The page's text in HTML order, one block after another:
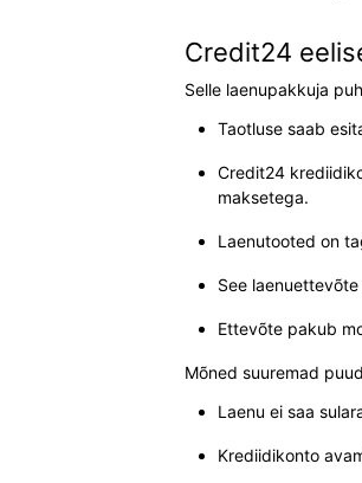
Credit24
Selle laenupakkuja
Taotluse saab
Credit24
maksetega.
Laenutooted on
See
Ettevõte pakub
Mõned suuremad
Laenu ei saa
Krediidikonto